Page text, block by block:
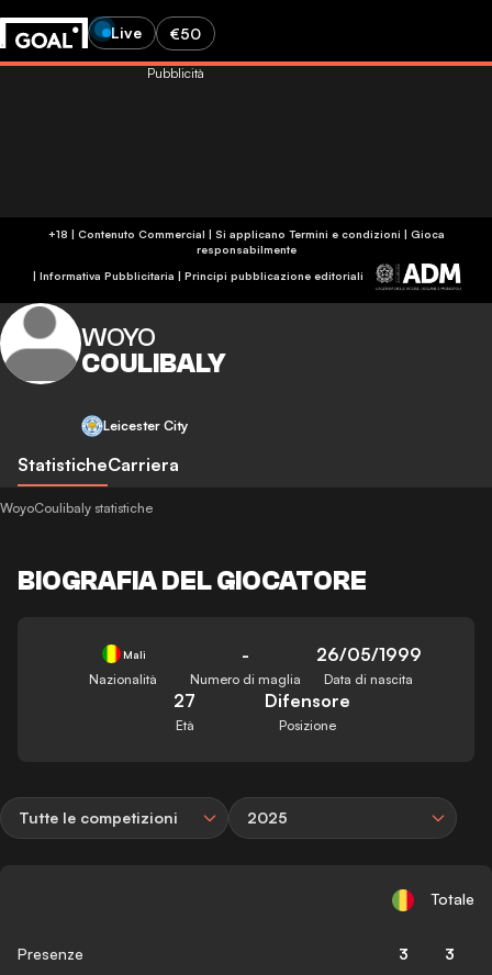
Live €50
+18 | Contenuto Commercial | Si applicano Termini e condizioni | Gioca
responsabilmente
| Informativa Pubblicitaria | Principi pubblicazione editoriali
Pubblicità
WOYO
COULIBALY
Leicester City
StatisticheCarriera
WoyoCoulibaly statistiche
BIOGRAFIA DEL GIOCATORE
Mali
Nazionalità
-
Numero di maglia
26/05/1999
Data di nascita
27
Età
Difensore
Posizione
Tutte le competizioni 2025
Totale
Presenze 3 3